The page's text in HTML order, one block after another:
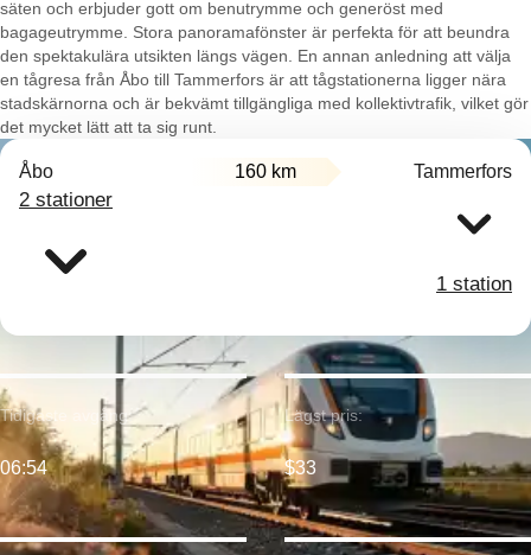
säten och erbjuder gott om benutrymme och generöst med
bagageutrymme. Stora panoramafönster är perfekta för att beundra
den spektakulära utsikten längs vägen. En annan anledning att välja
en tågresa från Åbo till Tammerfors är att tågstationerna ligger nära
stadskärnorna och är bekvämt tillgängliga med kollektivtrafik, vilket gör
det mycket lätt att ta sig runt.
Åbo 160 km Tammerfors
2 stationer
1 station
Tidigaste avgång:
06:54
Lägst pris:
$33